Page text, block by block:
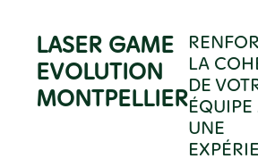
LASER GAME
EVOLUTION
MONTPELLIER
LA
DE
ÉQUIPE
UNE